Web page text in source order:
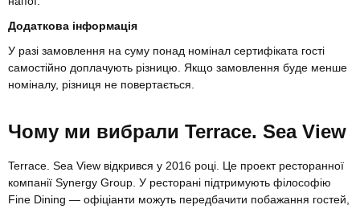
Додаткова інформація
У разі замовлення на суму понад номінал сертифіката гості
самостійно доплачують різницю. Якщо замовлення буде менше
номіналу, різниця не повертається.
Чому ми вибрали Terrace. Sea View
Terrace. Sea View відкрився у 2016 році. Це проект ресторанної
компанії Synergy Group. У ресторані підтримують філософію
Fine Dining — офіціанти можуть передбачити побажання гостей,